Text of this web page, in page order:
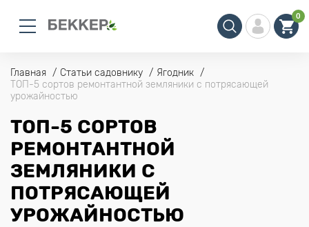
0
Главная Статьи садовнику
Ягодник
ТОП-5 сортов ремонтантной земляники с потрясающей
урожайностью
ТОП-5 СОРТОВ
РЕМОНТАНТНОЙ
ЗЕМЛЯНИКИ С
ПОТРЯСАЮЩЕЙ
УРОЖАЙНОСТЬЮ